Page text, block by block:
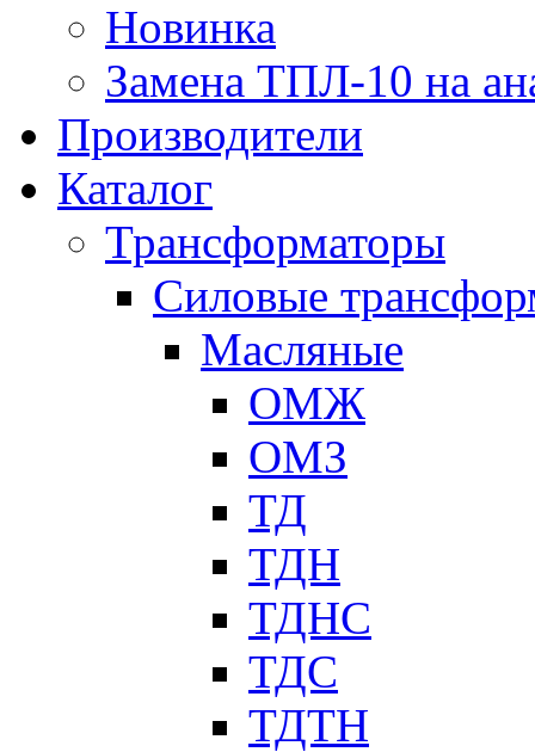
Новинка
Замена ТПЛ-10 на
Производители
Каталог
Трансформаторы
Cиловые
Масляные
ОМЖ
ОМЗ
ТД
ТДН
ТДНС
ТДС
ТДТН